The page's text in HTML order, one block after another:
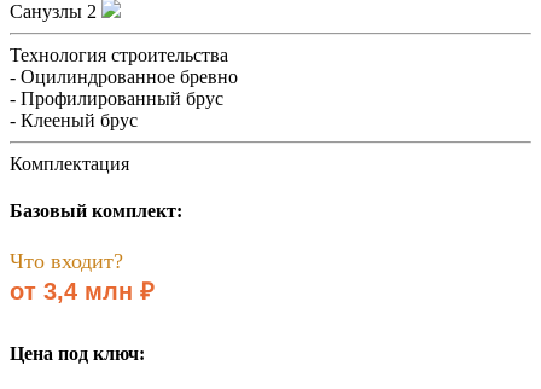
Санузлы 2
Технология строительства
- Оцилиндрованное бревно
- Профилированный брус
- Клееный брус
Комплектация
Базовый комплект:
Что входит?
от 3,4 млн ₽
Цена под ключ: